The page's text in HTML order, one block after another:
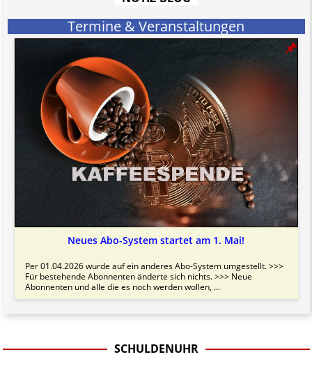
Termine & Veranstaltungen
Neues Abo-System startet am 1. Mai!
Per 01.04.2026 wurde auf ein anderes Abo-System umgestellt. >>>
Für bestehende Abonnenten änderte sich nichts. >>> Neue
Abonnenten und alle die es noch werden wollen, ...
SCHULDENUHR